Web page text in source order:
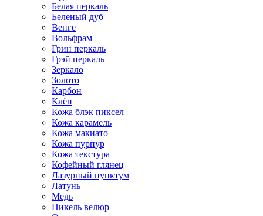
Белая перкаль
Беленый дуб
Венге
Вольфрам
Грин перкаль
Грэй перкаль
Зеркало
Золото
Карбон
Клён
Кожа блэк пиксел
Кожа карамель
Кожа макиато
Кожа пурпур
Кожа текстура
Кофейный глянец
Лазурный пунктум
Латунь
Медь
Никель велюр